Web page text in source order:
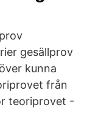
gesällprov
kunna
från
teoriprovet -